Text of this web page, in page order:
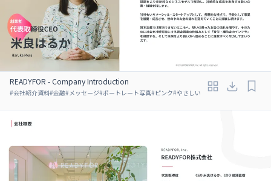
READYFOR - Company Introduction
#会社紹介資料#金融#メッセージ#ポートレート写真#ピンク#やさしい